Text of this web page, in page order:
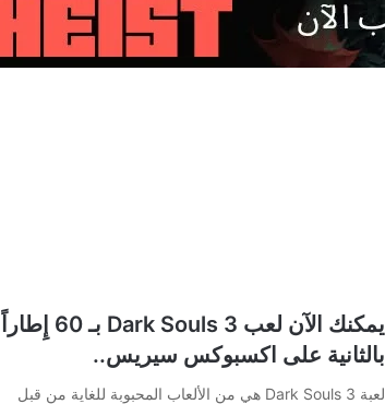
يمكنك الآن لعب Dark Souls 3 بـ 60 إِطاراً
بالثانية على اكسبوكس سيريس..
لعبة Dark Souls 3 هي من الألعاب المحبوبة للغاية من قبل